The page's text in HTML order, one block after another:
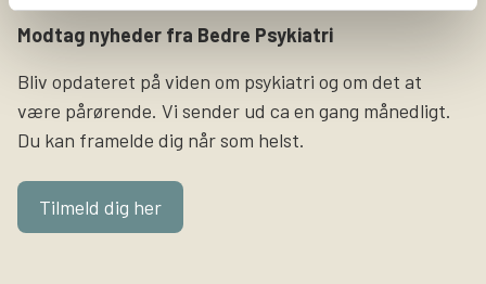
Modtag nyheder fra Bedre Psykiatri
Bliv opdateret på viden om psykiatri og om det at
være pårørende. Vi sender ud ca en gang månedligt.
Du kan framelde dig når som helst.
Tilmeld dig her